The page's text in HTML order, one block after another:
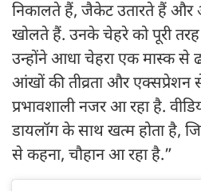
निकालते हैं, जैकेट उतारते हैं और
खोलते हैं. उनके चेहरे को पूरी तरह
उन्होंने आधा चेहरा एक मास्क
आंखों की तीव्रता और एक्सप्रेशन
प्रभावशाली नजर आ रहा है.
डायलॉग के साथ खत्म होता है,
से कहना, चौहान आ रहा है.”